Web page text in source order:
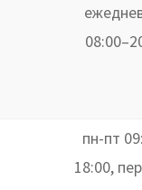
пн-пт
18:00,